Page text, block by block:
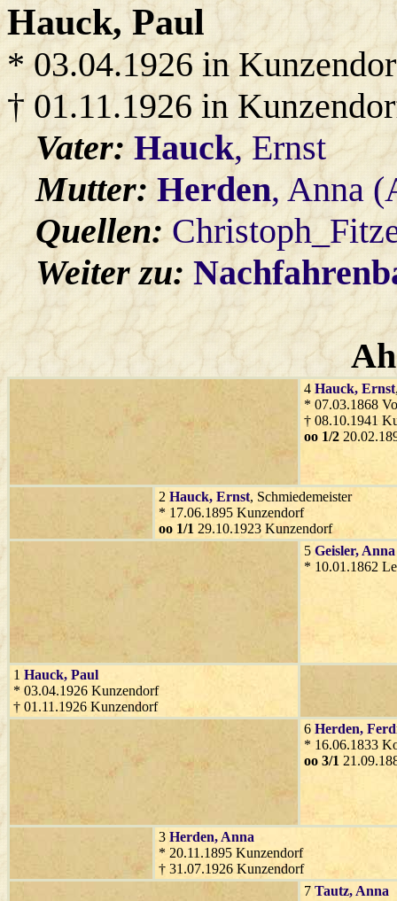
Hauck, Paul
* 03.04.1926 in
† 01.11.1926 in
Vater:Hauck, Ernst
Mutter:Herden, Anna
Quellen:
Weiter zu:
4 Hauck, Ernst
* 07.03.1868
† 08.10.1941
oo 1/2
2 Hauck, Ernst, Schmiedemeister
* 17.06.1895 Kunzendorf
oo 1/1 29.10.1923 Kunzendorf
5 Geisler, Anna
* 10.01.1862
1 Hauck, Paul
* 03.04.1926 Kunzendorf
† 01.11.1926 Kunzendorf
6 Herden,
* 16.06.1833
oo 3/1
3 Herden, Anna
* 20.11.1895 Kunzendorf
† 31.07.1926 Kunzendorf
7 Tautz, Anna